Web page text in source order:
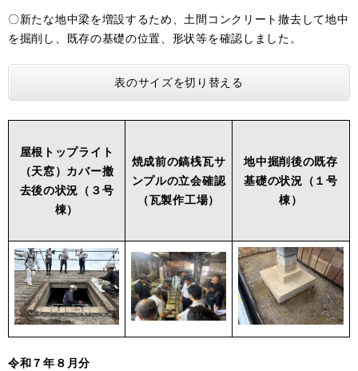
〇新たな地中梁を増設するため、土間コンクリート撤去して地中
を掘削し、既存の基礎の位置、形状等を確認しました。
表のサイズを切り替える
屋根トップライト
（天窓）カバー撤
去後の状況（３号
棟）
焼成前の鎬桟瓦サ
ンプルの立会確認
（瓦製作工場）
地中掘削後の既存
基礎の状況（１号
棟）
令和７年８月分